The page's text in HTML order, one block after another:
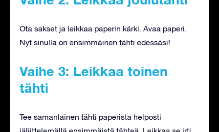
Ota sakset ja leikkaa paperin kärki. Avaa paperi.
Nyt sinulla on ensimmäinen tähti edessäsi!
Vaihe 3: Leikkaa toinen
tähti
Tee samanlainen tähti paperista helposti